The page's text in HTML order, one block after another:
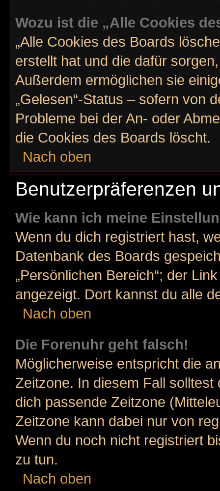
Wozu ist die „Alle Cookies
„Alle Cookies des Boards
erstellt hat und die dafür
Außerdem ermöglichen sie
„Gelesen“-Status – sofern von
Probleme bei der An- oder
die Cookies des Boards löscht.
Nach oben
Benutzerpräferenzen
Wie kann ich meine
Wenn du dich registriert hast,
Datenbank des Boards
„Persönlichen Bereich“; der
angezeigt. Dort kannst du alle
Nach oben
Die Forenuhr geht falsch!
Möglicherweise entspricht die
Zeitzone. In diesem Fall solltest
dich passende Zeitzone
Zeitzone kann dabei nur von
Wenn du noch nicht registriert
zu tun.
Nach oben